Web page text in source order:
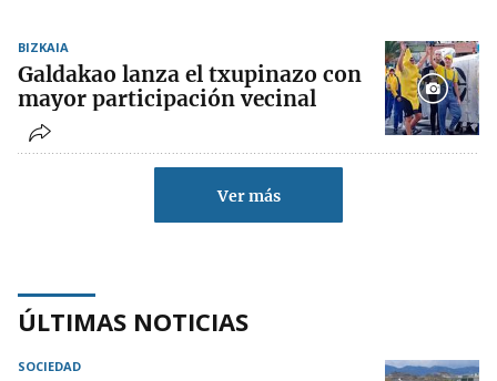
BIZKAIA
Galdakao lanza el txupinazo con
mayor participación vecinal
Ver más
ÚLTIMAS NOTICIAS
SOCIEDAD